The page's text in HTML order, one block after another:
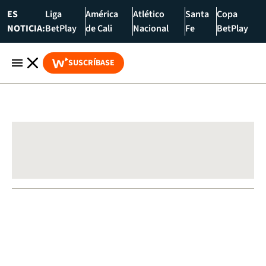
ES
NOTICIA:
Liga
BetPlay
América
de Cali
Atlético
Nacional
Santa
Fe
Copa
BetPlay
SUSCRÍBASE